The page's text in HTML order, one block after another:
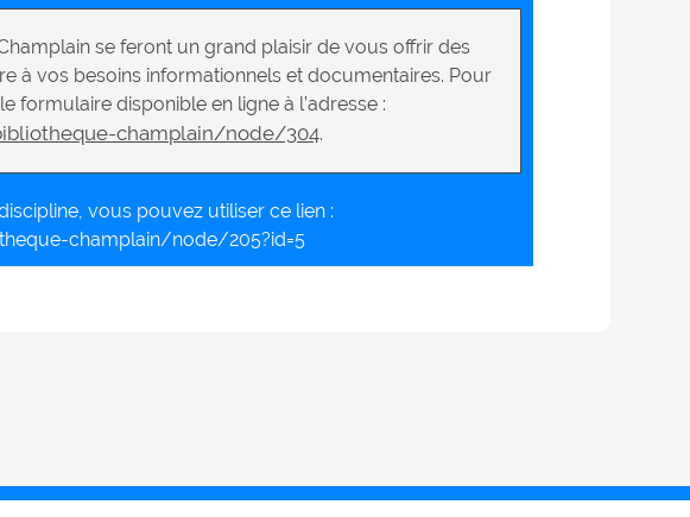
se feront un grand plaisir de vous offrir des
à vos besoins informationnels et documentaires. Pour
formulaire disponible en ligne à l’adresse :
champlain/node/304.
vous pouvez utiliser ce lien :
champlain/node/205?id=5